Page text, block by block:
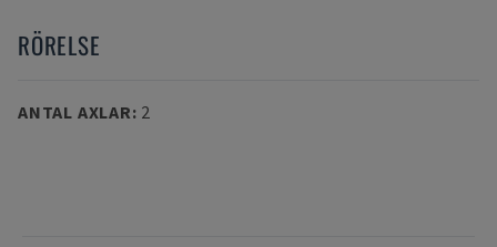
RÖRELSE
ANTAL AXLAR: 2